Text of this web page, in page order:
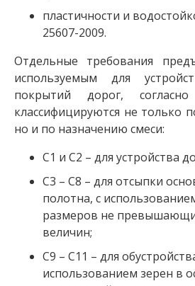
пластичности и
25607-2009.
Отдельные требования
используемым для
покрытий дорог,
классифицируются не только
но и по назначению смеси:
С1 и С2 – для устройства
С3 – С8 – для отсыпки
полотна, с
размеров не
величин;
С9 – С11 – для
использованием зерен в